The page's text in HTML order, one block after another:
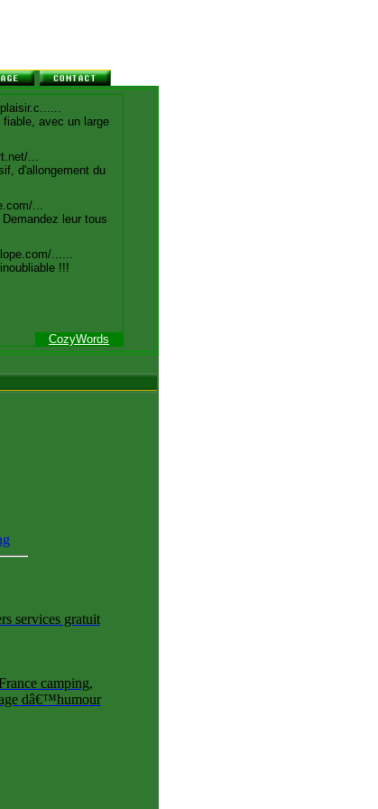
services gratuit
camping,
dâ€™humour